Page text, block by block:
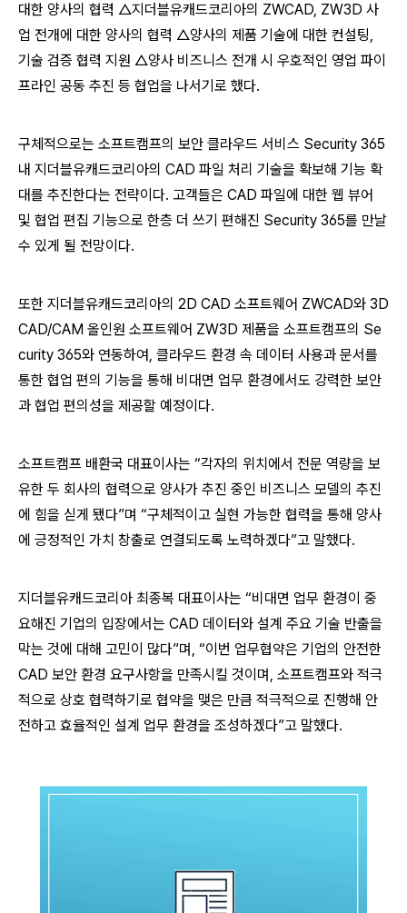
대한 양사의 협력 △지더블유캐드코리아의 ZWCAD, ZW3D 사
업 전개에 대한 양사의 협력 △양사의 제품 기술에 대한 컨설팅,
기술 검증 협력 지원 △양사 비즈니스 전개 시 우호적인 영업 파이
프라인 공동 추진 등 협업을 나서기로 했다.
구체적으로는 소프트캠프의 보안 클라우드 서비스 Security 365
내 지더블유캐드코리아의 CAD 파일 처리 기술을 확보해 기능 확
대를 추진한다는 전략이다. 고객들은 CAD 파일에 대한 웹 뷰어
및 협업 편집 기능으로 한층 더 쓰기 편해진 Security 365를 만날
수 있게 될 전망이다.
또한 지더블유캐드코리아의 2D CAD 소프트웨어 ZWCAD와 3D
CAD/CAM 올인원 소프트웨어 ZW3D 제품을 소프트캠프의 Se
curity 365와 연동하여, 클라우드 환경 속 데이터 사용과 문서를
통한 협업 편의 기능을 통해 비대면 업무 환경에서도 강력한 보안
과 협업 편의성을 제공할 예정이다.
소프트캠프 배환국 대표이사는 “각자의 위치에서 전문 역량을 보
유한 두 회사의 협력으로 양사가 추진 중인 비즈니스 모델의 추진
에 힘을 싣게 됐다”며 “구체적이고 실현 가능한 협력을 통해 양사
에 긍정적인 가치 창출로 연결되도록 노력하겠다”고 말했다.
지더블유캐드코리아 최종복 대표이사는 “비대면 업무 환경이 중
요해진 기업의 입장에서는 CAD 데이터와 설계 주요 기술 반출을
막는 것에 대해 고민이 많다”며, “이번 업무협약은 기업의 안전한
CAD 보안 환경 요구사항을 만족시킬 것이며, 소프트캠프와 적극
적으로 상호 협력하기로 협약을 맺은 만큼 적극적으로 진행해 안
전하고 효율적인 설계 업무 환경을 조성하겠다”고 말했다.